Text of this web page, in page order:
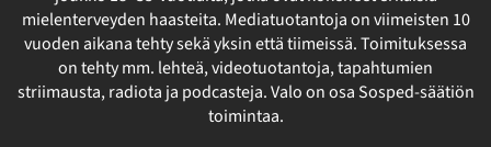
mielenterveyden haasteita. Mediatuotantoja on viimeisten 10
vuoden aikana tehty sekä yksin että tiimeissä. Toimituksessa
on tehty mm. lehteä, videotuotantoja, tapahtumien
striimausta, radiota ja podcasteja. Valo on osa Sosped-säätiön
toimintaa.